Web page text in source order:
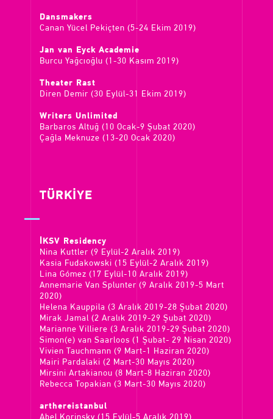
Dansmakers
Canan Yücel Pekiçten (5-24 Ekim 2019)
Jan van Eyck Academie
Burcu Yağcıoğlu (1-30 Kasım 2019)
Theater Rast
Diren Demir (30 Eylül-31 Ekim 2019)
Writers Unlimited
Barbaros Altuğ (10 Ocak-9 Şubat 2020)
Çağla Meknuze (13-20 Ocak 2020)
TÜRKİYE
İKSV Residency
Nina Kuttler (9 Eylül-2 Aralık 2019)
Kasia Fudakowski (15 Eylül-2 Aralık 2019)
Lina Gómez (17 Eylül-10 Aralık 2019)
Annemarie Van Splunter (9 Aralık 2019-5 Mart
2020)
Helena Kauppila (3 Aralık 2019-28 Şubat 2020)
Mirak Jamal (2 Aralık 2019-29 Şubat 2020)
Marianne Villiere (3 Aralık 2019-29 Şubat 2020)
Simon(e) van Saarloos (1 Şubat- 29 Nisan 2020)
Vivien Tauchmann (9 Mart-1 Haziran 2020)
Mairi Pardalaki (2 Mart-30 Mayıs 2020)
Mirsini Artakianou (8 Mart-8 Haziran 2020)
Rebecca Topakian (3 Mart-30 Mayıs 2020)
arthereistanbul